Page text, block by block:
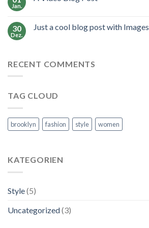
Jan.
30
Dez.
Just a cool blog post with Images
RECENT COMMENTS
TAG CLOUD
brooklyn fashion style women
KATEGORIEN
Style(5)
Uncategorized(3)